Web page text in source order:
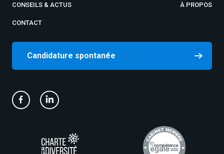
CONSEILS & ACTUS À PROPOS
CONTACT
Candidature spontanée